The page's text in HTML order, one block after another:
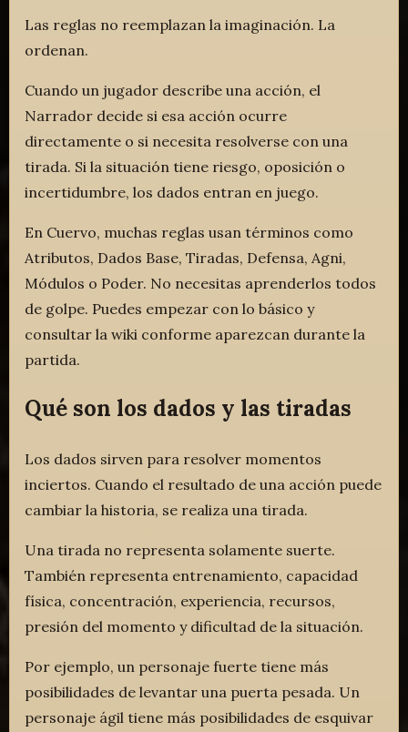
Las reglas no reemplazan la imaginación. La
ordenan.
Cuando un jugador describe una acción, el
Narrador decide si esa acción ocurre
directamente o si necesita resolverse con una
tirada. Si la situación tiene riesgo, oposición o
incertidumbre, los dados entran en juego.
En Cuervo, muchas reglas usan términos como
Atributos, Dados Base, Tiradas, Defensa, Agni,
Módulos o Poder. No necesitas aprenderlos todos
de golpe. Puedes empezar con lo básico y
consultar la wiki conforme aparezcan durante la
partida.
Qué son los dados y las tiradas
Los dados sirven para resolver momentos
inciertos. Cuando el resultado de una acción puede
cambiar la historia, se realiza una tirada.
Una tirada no representa solamente suerte.
También representa entrenamiento, capacidad
física, concentración, experiencia, recursos,
presión del momento y dificultad de la situación.
Por ejemplo, un personaje fuerte tiene más
posibilidades de levantar una puerta pesada. Un
personaje ágil tiene más posibilidades de esquivar